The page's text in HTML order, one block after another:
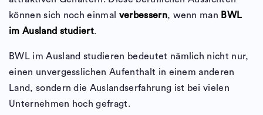
können sich noch einmal verbessern, wenn man BWL
im Ausland studiert.
BWL im Ausland studieren bedeutet nämlich nicht nur,
einen unvergesslichen Aufenthalt in einem anderen
Land, sondern die Auslandserfahrung ist bei vielen
Unternehmen hoch gefragt.